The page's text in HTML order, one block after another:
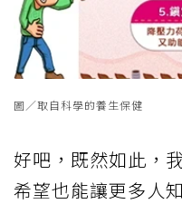
圖／取自科學的養生保健
好吧，既然如此，
希望也能讓更多人